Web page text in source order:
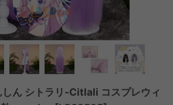
ん シトラリ-Citlali コスプレウィ